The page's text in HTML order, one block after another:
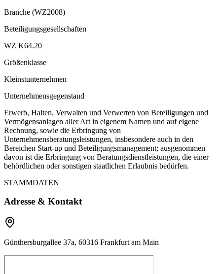
Branche (WZ2008)
Beteiligungsgesellschaften
WZ K64.20
Größenklasse
Kleinstunternehmen
Unternehmensgegenstand
Erwerb, Halten, Verwalten und Verwerten von Beteiligungen und
Vermögensanlagen aller Art in eigenem Namen und auf eigene
Rechnung, sowie die Erbringung von
Unternehmensberatungsleistungen, insbesondere auch in den
Bereichen Start-up und Beteiligungsmanagement; ausgenommen
davon ist die Erbringung von Beratungsdienstleistungen, die einer
behördlichen oder sonstigen staatlichen Erlaubnis bedürfen.
STAMMDATEN
Adresse & Kontakt
Günthersburgallee 37a, 60316 Frankfurt am Main